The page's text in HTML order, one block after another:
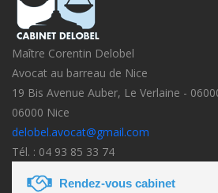
Maître Corentin Delobel
Avocat au barreau de Nice
19 Bis Avenue Auber, Le Verlaine -
06000 Nice
delobel.avocat@gmail.com
Tél. : 04 93 85 33 74
Rendez-vous cabinet